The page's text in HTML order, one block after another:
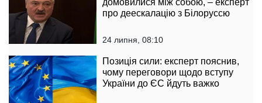
домовилися між собою, – експерт
про деескалацію з Білоруссю
24 липня, 08:10
Позиція сили: експерт пояснив,
чому переговори щодо вступу
України до ЄС йдуть важко